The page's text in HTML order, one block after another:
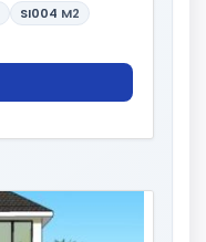
SI004 M2